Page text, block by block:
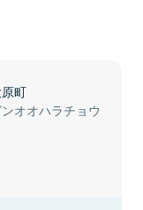
町
オオハラチョウ